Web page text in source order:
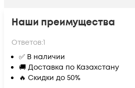
Наши преимущества
Ответов:1
✅ В наличии
🚚 Доставка по Казахстану
🔥 Скидки до 50%